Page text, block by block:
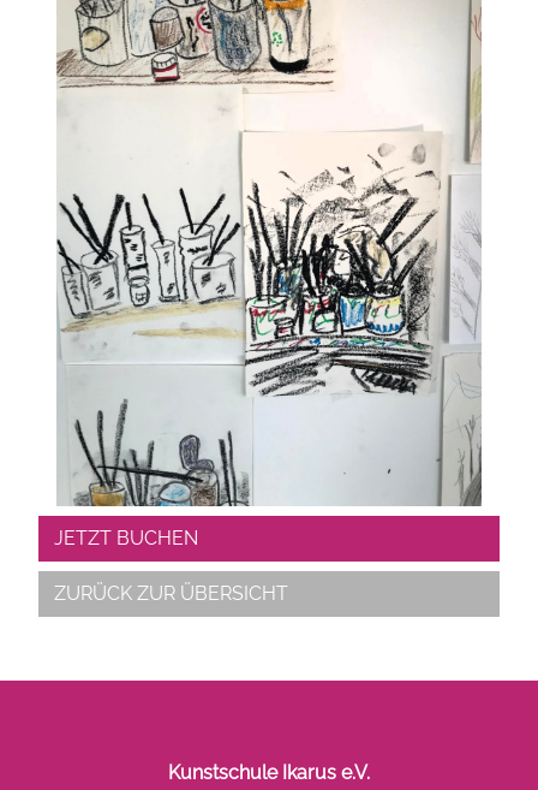
JETZT BUCHEN
ZURÜCK ZUR ÜBERSICHT
Kunstschule Ikarus e.V.